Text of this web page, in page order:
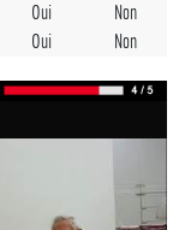
Oui
Non
Oui Non